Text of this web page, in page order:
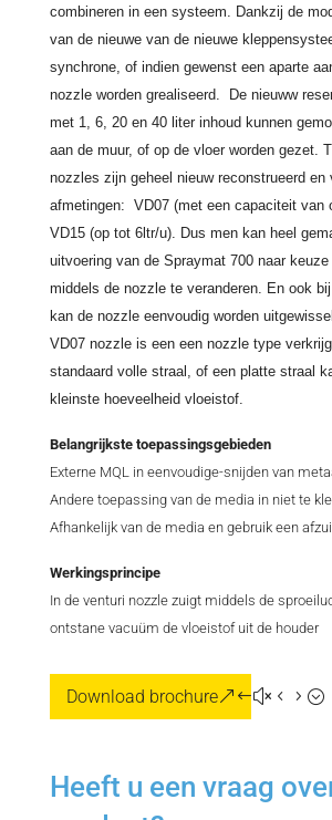
combineren in een systeem. Dankzij de
van de nieuwe van de nieuwe
synchrone, of indien gewenst een aparte
nozzle worden grealiseerd. De nieuww
met 1, 6, 20 en 40 liter inhoud kunnen
aan de muur, of op de vloer worden gezet.
nozzles zijn geheel nieuw reconstrueerd en
afmetingen: VD07 (met een capaciteit van
VD15 (op tot 6ltr/u). Dus men kan heel
uitvoering van de Spraymat 700 naar
middels de nozzle te veranderen. En ook
kan de nozzle eenvoudig worden
VD07 nozzle is een een nozzle type
standaard volle straal, of een platte straal
kleinste hoeveelheid vloeistof.
Belangrijkste toepassingsgebieden
Externe MQL in eenvoudige-snijden van
Andere toepassing van de media in niet te
Afhankelijk van de media en gebruik een
Werkingsprincipe
In de venturi nozzle zuigt middels de
ontstane vacuüm de vloeistof uit de houder
Download brochure
Heeft u een vraag